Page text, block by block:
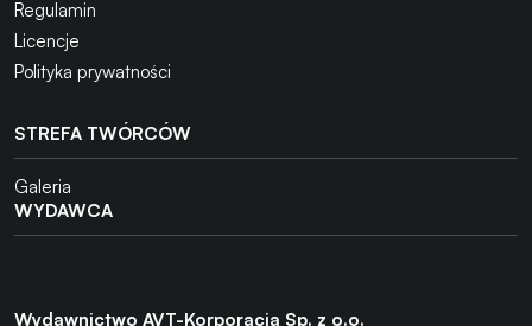
Regulamin
Licencje
Polityka prywatności
STREFA TWÓRCÓW
Galeria
WYDAWCA
Wydawnictwo AVT-Korporacja Sp. z o.o.